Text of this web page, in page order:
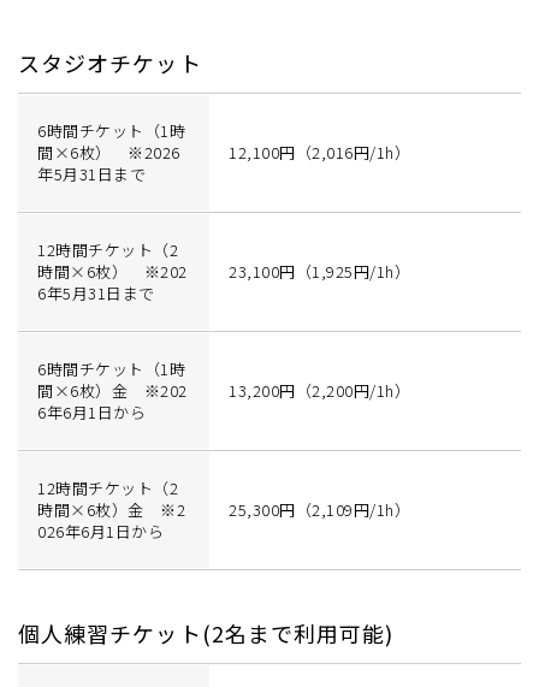
スタジオチケット
6時間チケット（1時
間×6枚） ※2026
年5月31日まで
12,100円（2,016円/1h）
12時間チケット（2
時間×6枚） ※202
6年5月31日まで
23,100円（1,925円/1h）
6時間チケット（1時
間×6枚）金 ※202
6年6月1日から
13,200円（2,200円/1h）
12時間チケット（2
時間×6枚）金 ※2
026年6月1日から
25,300円（2,109円/1h）
個人練習チケット(2名まで利用可能)